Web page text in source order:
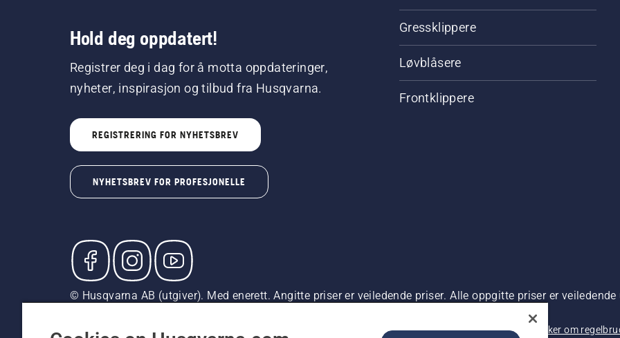
Hold deg oppdatert!
Registrer deg i dag for å motta oppdateringer,
nyheter, inspirasjon og tilbud fra Husqvarna.
REGISTRERING FOR NYHETSBREV
NYHETSBREV FOR PROFESJONELLE
Gressklippere
Løvblåsere
Frontklippere
© Husqvarna AB (utgiver). Med enerett. Angitte priser er veiledende priser. Alle oppgitte priser er
Erklæring om informasjonskapsler Personvernbetingelser Imprint Rapportering av mistanker om